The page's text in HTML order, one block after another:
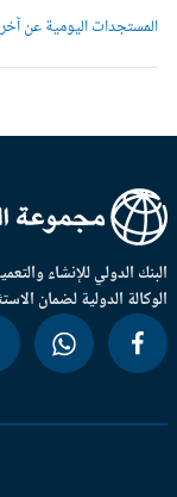
المستجدات اليومية عن آخر
الدولي للإنشاء والتعمير
الدولية لضمان الاستثمار